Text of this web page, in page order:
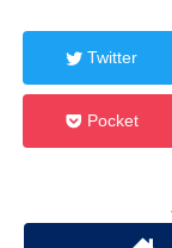
Twitter
Pocket